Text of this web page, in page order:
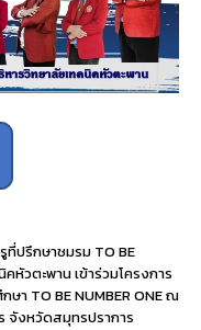
ที่ปรึกษาชมรม TO BE
คหัวตะพาน เข้าร่วมโครงการ
า TO BE NUMBER ONE ณ
จังหวัดสมุทรปราการ